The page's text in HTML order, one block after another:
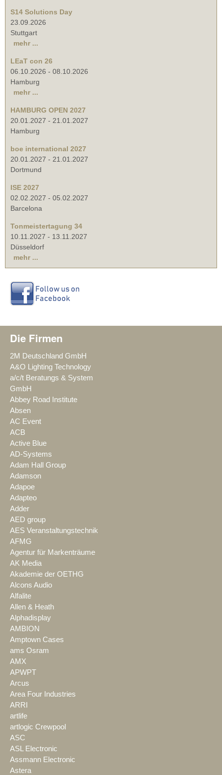
S14 Solutions Day
23.09.2026
Stuttgart
mehr ...
LEaT con 26
06.10.2026 - 08.10.2026
Hamburg
mehr ...
HAMBURG OPEN 2027
20.01.2027 - 21.01.2027
Hamburg
boe international 2027
20.01.2027 - 21.01.2027
Dortmund
ISE 2027
02.02.2027 - 05.02.2027
Barcelona
Tonmeistertagung 34
10.11.2027 - 13.11.2027
Düsseldorf
mehr ...
Die Firmen
2M Deutschland GmbH
A&O Lighting Technology
a/c/t Beratungs & System
GmbH
Abbey Road Institute
Absen
AC Event
ACB
Active Blue
AD-Systems
Adam Hall Group
Adamson
Adapoe
Adapteo
Adder
AED group
AES Veranstaltungstechnik
AFMG
Agentur für Markenträume
AK Media
Akademie der OETHG
Alcons Audio
Alfalite
Allen & Heath
Alphadisplay
AMBION
Amptown Cases
ams Osram
AMX
APWPT
Arcus
Area Four Industries
ARRI
artlife
artlogic Crewpool
ASC
ASL Electronic
Assmann Electronic
Astera